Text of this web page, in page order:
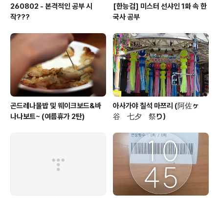
260802 - 본격적인 공부 시
작???
[한능검] 미스터 선샤인 1화 속 한
국사 공부
곤드레나물밥 및 웨이크보드&바
나나보트~ (여름휴가 2탄)
아사가야 칠석 마쯔리 (阿佐ヶ
谷 七夕 祭り）